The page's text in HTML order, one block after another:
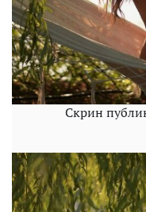
Скрин